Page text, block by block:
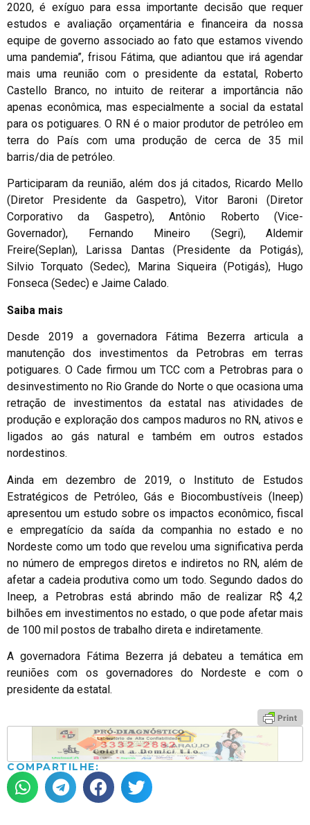
2020, é exíguo para essa importante decisão que requer
estudos e avaliação orçamentária e financeira da nossa
equipe de governo associado ao fato que estamos vivendo
uma pandemia”, frisou Fátima, que adiantou que irá agendar
mais uma reunião com o presidente da estatal, Roberto
Castello Branco, no intuito de reiterar a importância não
apenas econômica, mas especialmente a social da estatal
para os potiguares. O RN é o maior produtor de petróleo em
terra do País com uma produção de cerca de 35 mil
barris/dia de petróleo.
Participaram da reunião, além dos já citados, Ricardo Mello
(Diretor Presidente da Gaspetro), Vitor Baroni (Diretor
Corporativo da Gaspetro), Antônio Roberto (Vice-
Governador), Fernando Mineiro (Segri), Aldemir
Freire(Seplan), Larissa Dantas (Presidente da Potigás),
Silvio Torquato (Sedec), Marina Siqueira (Potigás), Hugo
Fonseca (Sedec) e Jaime Calado.
Saiba mais
Desde 2019 a governadora Fátima Bezerra articula a
manutenção dos investimentos da Petrobras em terras
potiguares. O Cade firmou um TCC com a Petrobras para o
desinvestimento no Rio Grande do Norte o que ocasiona uma
retração de investimentos da estatal nas atividades de
produção e exploração dos campos maduros no RN, ativos e
ligados ao gás natural e também em outros estados
nordestinos.
Ainda em dezembro de 2019, o Instituto de Estudos
Estratégicos de Petróleo, Gás e Biocombustíveis (Ineep)
apresentou um estudo sobre os impactos econômico, fiscal
e empregatício da saída da companhia no estado e no
Nordeste como um todo que revelou uma significativa perda
no número de empregos diretos e indiretos no RN, além de
afetar a cadeia produtiva como um todo. Segundo dados do
Ineep, a Petrobras está abrindo mão de realizar R$ 4,2
bilhões em investimentos no estado, o que pode afetar mais
de 100 mil postos de trabalho direta e indiretamente.
A governadora Fátima Bezerra já debateu a temática em
reuniões com os governadores do Nordeste e com o
presidente da estatal.
COMPARTILHE: